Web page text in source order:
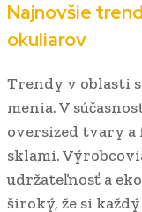
Najnovšie
okuliarov
Trendy v oblasti
menia. V
oversized tvary
sklami.
udržateľnosť a
široký, že si